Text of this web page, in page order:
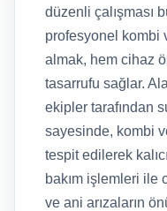
düzenli çalışması
profesyonel kombi
almak, hem cihaz
tasarrufu sağlar.
ekipler tarafından
sayesinde, kombi
tespit edilerek
bakım işlemleri ile
ve ani arızaların